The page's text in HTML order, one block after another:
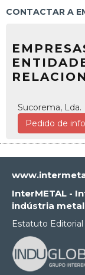
CONTACTAR A
Sucorema, Lda.
Pedido de
InterMETAL -
indústria
Estatuto Editorial